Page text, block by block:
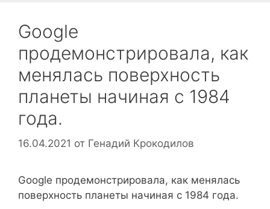
Google
продемонстрировала, как
менялась поверхность
планеты начиная с 1984
года.
16.04.2021 от Генадий Крокодилов
Google продемонстрировала, как менялась
поверхность планеты начиная с 1984 года.